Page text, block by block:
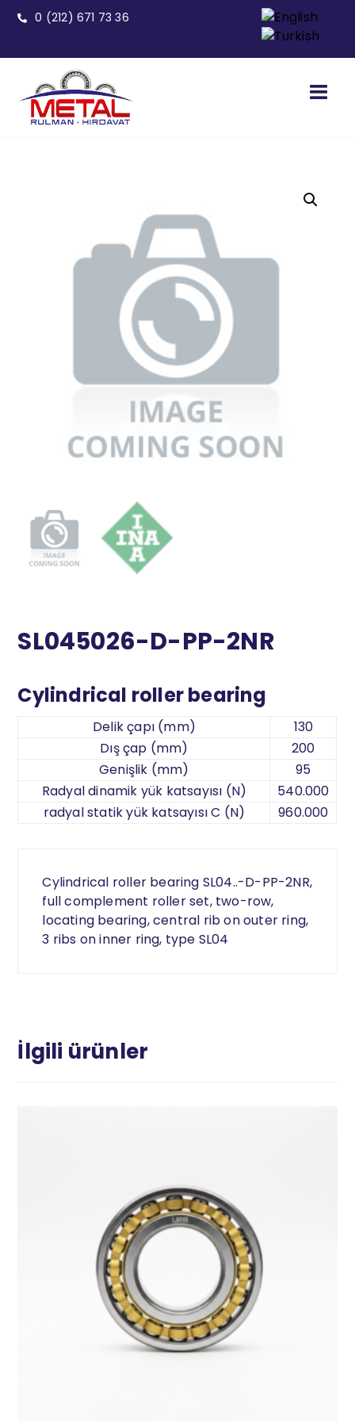
0 (212) 671 73 36
SL045026-D-PP-2NR
Cylindrical roller bearing
Delik çapı (mm)
130
Dış çap (mm)
200
Genişlik (mm)
95
Radyal dinamik yük katsayısı (N)
540.000
radyal statik yük katsayısı C (N)
960.000
Cylindrical roller bearing SL04..-D-PP-2NR,
full complement roller set, two-row,
locating bearing, central rib on outer ring,
3 ribs on inner ring, type SL04
İlgili ürünler